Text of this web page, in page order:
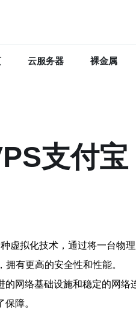
云服务器 裸金属
支付
虚拟化技术，通过将一台物
有更高的安全性和性能。
的网络基础设施和稳定的网
障。